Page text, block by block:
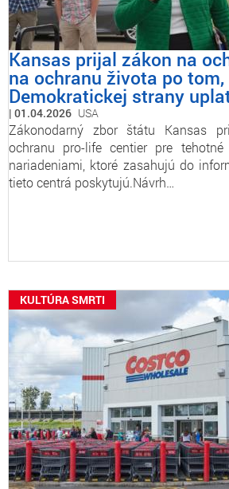
Kansas prijal zákon na
na ochranu života po
Demokratickej strany
01.04.2026 USA
Zákonodarný zbor štátu Kansas
ochranu pro-life centier pre
nariadeniami, ktoré zasahujú do
tieto centrá poskytujú.Návrh…
KULTÚRA SMRTI